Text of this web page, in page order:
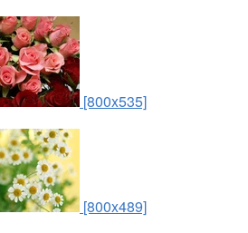
[800x535]
[800x489]